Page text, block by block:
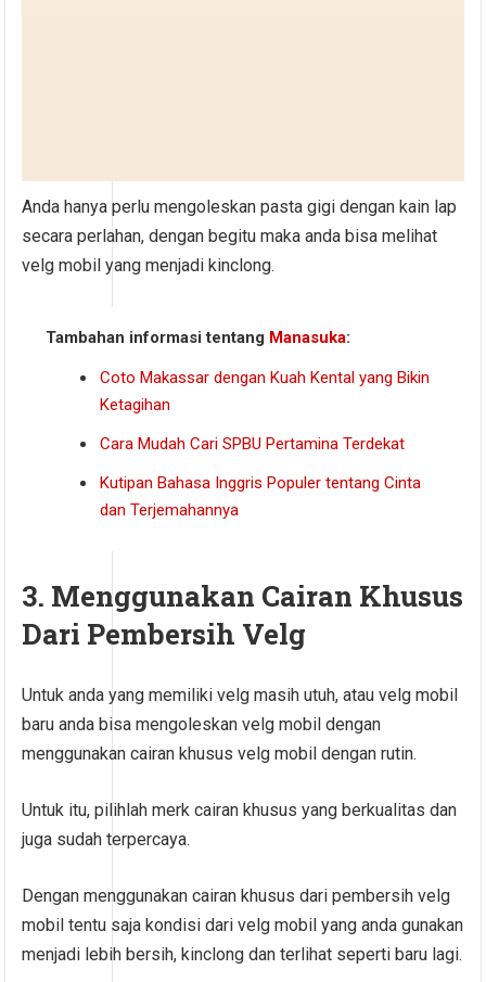
Anda hanya perlu mengoleskan pasta gigi dengan kain lap
secara perlahan, dengan begitu maka anda bisa melihat
velg mobil yang menjadi kinclong.
Tambahan informasi tentang Manasuka:
Coto Makassar dengan Kuah Kental yang Bikin
Ketagihan
Cara Mudah Cari SPBU Pertamina Terdekat
Kutipan Bahasa Inggris Populer tentang Cinta
dan Terjemahannya
3. Menggunakan Cairan Khusus
Dari Pembersih Velg
Untuk anda yang memiliki velg masih utuh, atau velg mobil
baru anda bisa mengoleskan velg mobil dengan
menggunakan cairan khusus velg mobil dengan rutin.
Untuk itu, pilihlah merk cairan khusus yang berkualitas dan
juga sudah terpercaya.
Dengan menggunakan cairan khusus dari pembersih velg
mobil tentu saja kondisi dari velg mobil yang anda gunakan
menjadi lebih bersih, kinclong dan terlihat seperti baru lagi.